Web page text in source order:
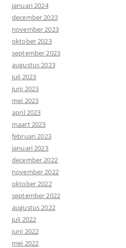
januari 2024
december 2023
november 2023
oktober 2023
september 2023
augustus 2023
juli 2023
juni 2023
mei 2023
april 2023
maart 2023
februari 2023
januari 2023
december 2022
november 2022
oktober 2022
september 2022
augustus 2022
juli 2022
juni 2022
mei 2022